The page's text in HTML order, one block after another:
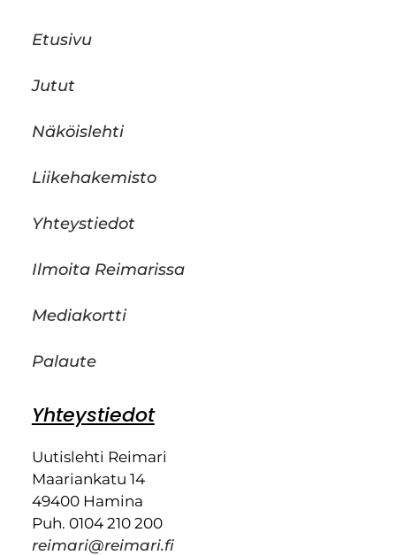
Etusivu
Jutut
Näköislehti
Liikehakemisto
Yhteystiedot
Ilmoita Reimarissa
Mediakortti
Palaute
Yhteystiedot
Uutislehti Reimari
Maariankatu 14
49400 Hamina
Puh. 0104 210 200
reimari@reimari.fi